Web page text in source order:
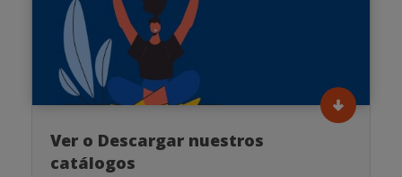
Ver o Descargar nuestros
catálogos